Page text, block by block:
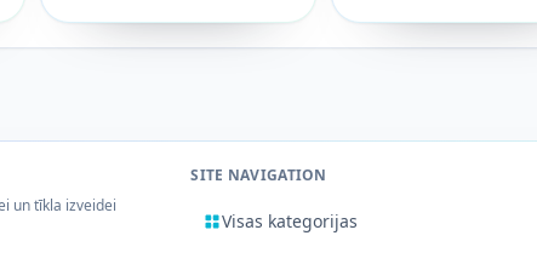
un tīkla izveidei
SITE NAVIGATION
Visas kategorijas